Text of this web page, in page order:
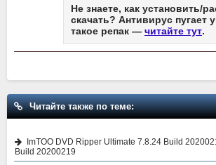
Не знаете, как установить/
скачать? Антивирус пугает
такое репак — читайте тут.
Читайте также по теме:
ImTOO DVD Ripper Ultimate 7.8.24 Build
Build 20200219